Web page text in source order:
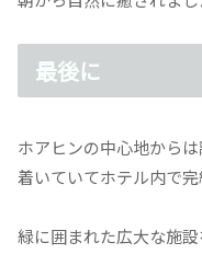
最後に
ホアヒンの中心地から
着いていてホテル内で
緑に囲まれた広大な施